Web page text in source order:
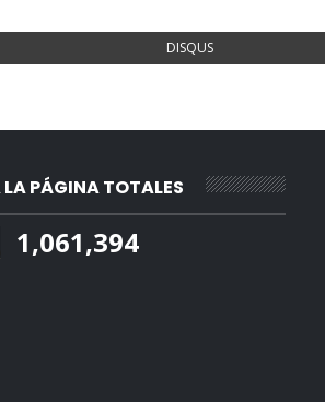
DISQUS
PÁGINA TOTALES
1,061,394